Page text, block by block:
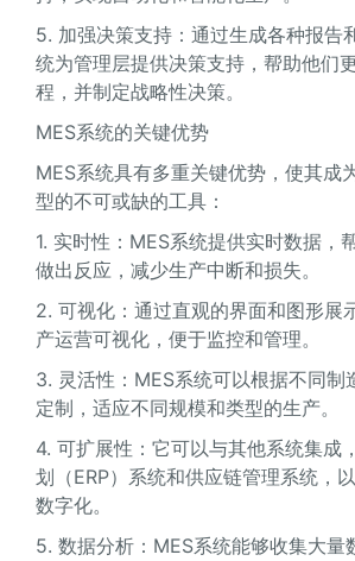
5. 加强决策支持：通过生成各种报告
统为管理层提供决策支持，帮助他们
程，并制定战略性决策。
MES系统的关键优势
MES系统具有多重关键优势，使其成
型的不可或缺的工具：
1. 实时性：MES系统提供实时数据，
做出反应，减少生产中断和损失。
2. 可视化：通过直观的界面和图形展
产运营可视化，便于监控和管理。
3. 灵活性：MES系统可以根据不同制
定制，适应不同规模和类型的生产。
4. 可扩展性：它可以与其他系统集成
划（ERP）系统和供应链管理系统，
数字化。
5. 数据分析：MES系统能够收集大量